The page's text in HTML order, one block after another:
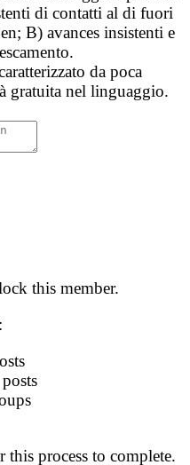
di contatti al di fuori
B) avances insistenti e
da poca
gratuita nel linguaggio.
this member.
this process to complete.